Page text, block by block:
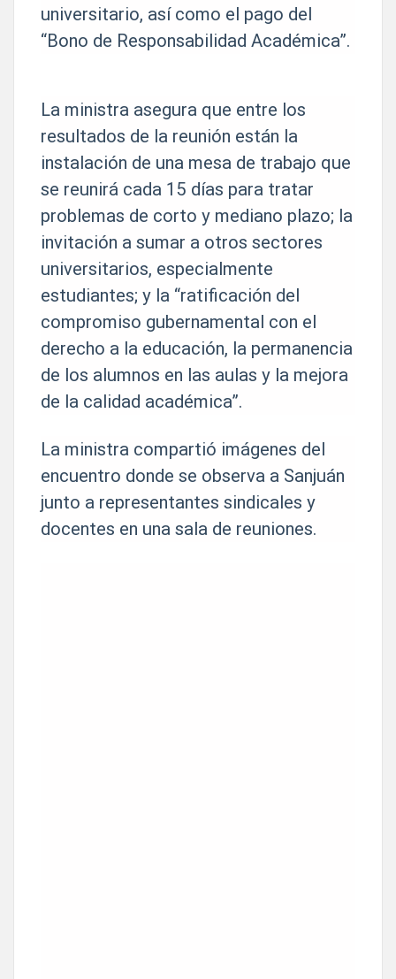
universitario, así como el pago del
“Bono de Responsabilidad Académica”.
La ministra asegura que entre los
resultados de la reunión están la
instalación de una mesa de trabajo que
se reunirá cada 15 días para tratar
problemas de corto y mediano plazo; la
invitación a sumar a otros sectores
universitarios, especialmente
estudiantes; y la “ratificación del
compromiso gubernamental con el
derecho a la educación, la permanencia
de los alumnos en las aulas y la mejora
de la calidad académica”.
La ministra compartió imágenes del
encuentro donde se observa a Sanjuán
junto a representantes sindicales y
docentes en una sala de reuniones.